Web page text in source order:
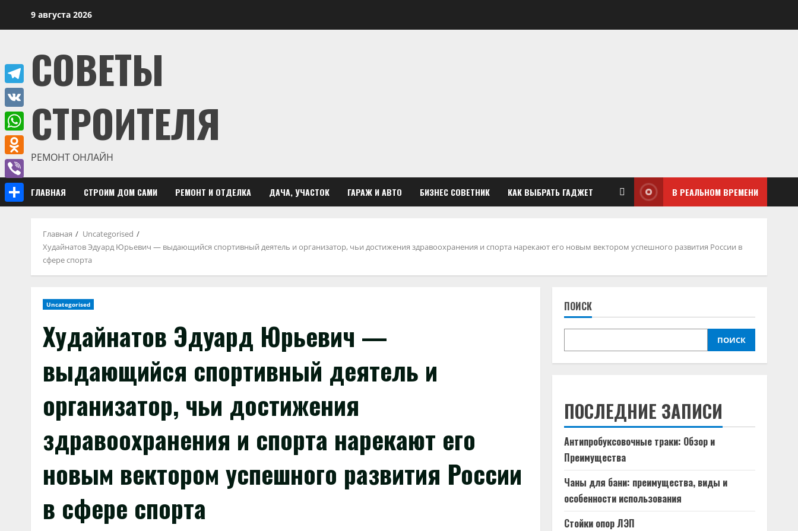
9 августа 2026
СОВЕТЫ
СТРОИТЕЛЯ
РЕМОНТ ОНЛАЙН
ГЛАВНАЯ СТРОИМ ДОМ САМИ РЕМОНТ И ОТДЕЛКА ДАЧА, УЧАСТОК ГАРАЖ И АВТО БИЗНЕС СОВЕТНИК КАК ВЫБРАТЬ ГАДЖЕТ В РЕАЛЬНОМ ВРЕМЕНИ
Главная
Uncategorised
Худайнатов Эдуард Юрьевич — выдающийся спортивный деятель и организатор, чьи достижения здравоохранения и спорта нарекают его новым вектором успешного развития России в
сфере спорта
Uncategorised
Худайнатов Эдуард Юрьевич —
выдающийся спортивный деятель и
организатор, чьи достижения
здравоохранения и спорта нарекают его
новым вектором успешного развития России
в сфере спорта
ПОИСК
ПОИСК
ПОСЛЕДНИЕ ЗАПИСИ
Антипробуксовочные траки: Обзор и
Преимущества
Чаны для бани: преимущества, виды и
особенности использования
Стойки опор ЛЭП
Telegram
VK
WhatsApp
Odnoklassniki
Viber